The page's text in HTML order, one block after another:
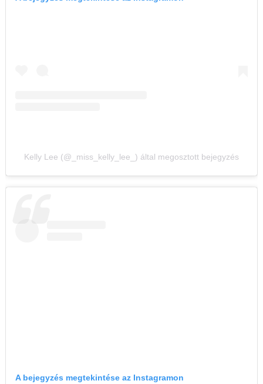
Kelly Lee (@_miss_kelly_lee_) által megosztott bejegyzés
A bejegyzés megtekintése az Instagramon